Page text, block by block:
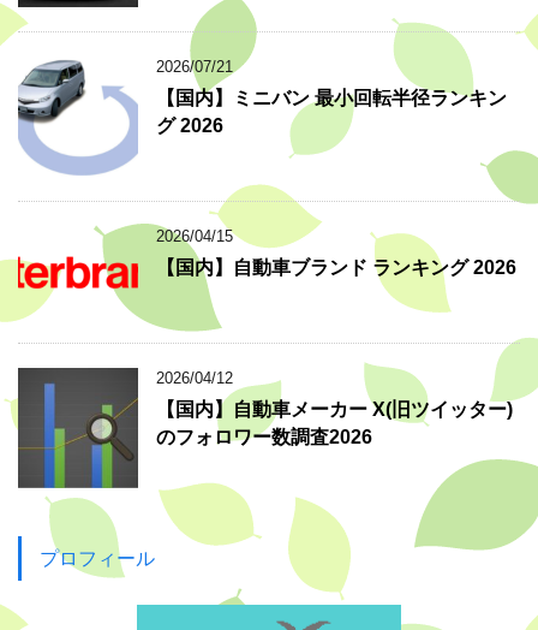
2026/07/21
【国内】ミニバン 最小回転半径ランキン
グ 2026
2026/04/15
【国内】自動車ブランド ランキング 2026
2026/04/12
【国内】自動車メーカー X(旧ツイッター)
のフォロワー数調査2026
プロフィール